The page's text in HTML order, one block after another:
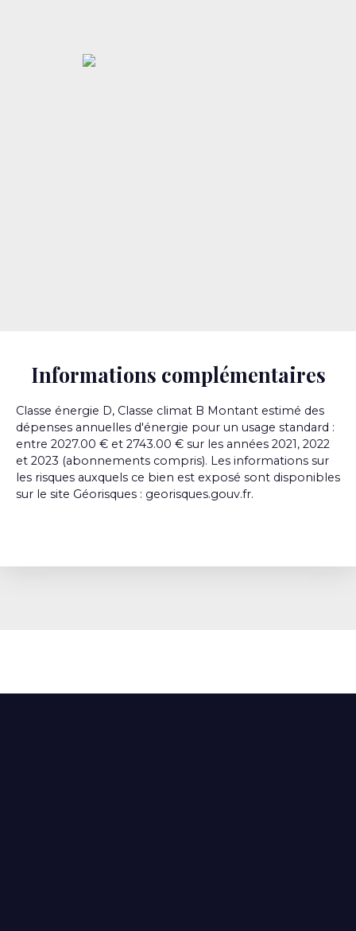
Informations complémentaires
Classe énergie D, Classe climat B Montant estimé des
dépenses annuelles d'énergie pour un usage standard :
entre 2027.00 € et 2743.00 € sur les années 2021, 2022
et 2023 (abonnements compris). Les informations sur
les risques auxquels ce bien est exposé sont disponibles
sur le site Géorisques : georisques.gouv.fr.